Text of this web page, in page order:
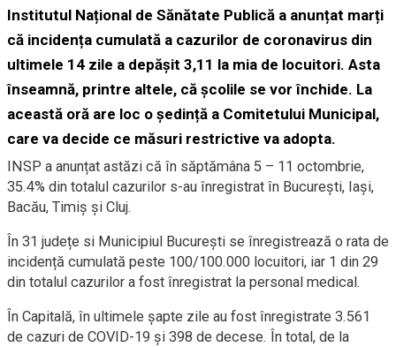
Institutul Național de Sănătate Publică a anunțat marți
că incidența cumulată a cazurilor de coronavirus din
ultimele 14 zile a depășit 3,11 la mia de locuitori. Asta
înseamnă, printre altele, că școlile se vor închide. La
această oră are loc o ședință a Comitetului Municipal,
care va decide ce măsuri restrictive va adopta.
INSP a anunțat astăzi că în săptămâna 5 – 11 octombrie,
35.4% din totalul cazurilor s-au înregistrat în București, Iași,
Bacău, Timiș și Cluj.
În 31 județe si Municipiul București se înregistrează o rata de
incidență cumulată peste 100/100.000 locuitori, iar 1 din 29
din totalul cazurilor a fost înregistrat la personal medical.
În Capitală, în ultimele șapte zile au fost înregistrate 3.561
de cazuri de COVID-19 și 398 de decese. În total, de la